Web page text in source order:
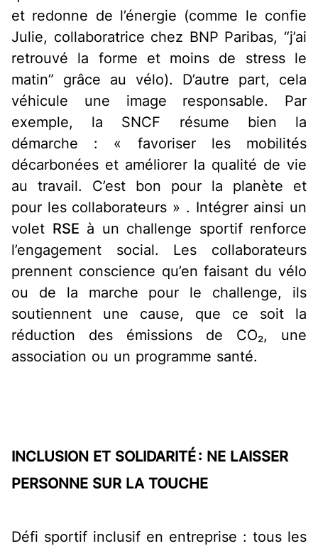
et redonne de l’énergie (comme le confie
Julie, collaboratrice chez BNP Paribas, “j’ai
retrouvé la forme et moins de stress le
matin” grâce au vélo). D’autre part, cela
véhicule une image responsable. Par
exemple, la SNCF résume bien la
démarche : « favoriser les mobilités
décarbonées et améliorer la qualité de vie
au travail. C’est bon pour la planète et
pour les collaborateurs » . Intégrer ainsi un
volet RSE à un challenge sportif renforce
l’engagement social. Les collaborateurs
prennent conscience qu’en faisant du vélo
ou de la marche pour le challenge, ils
soutiennent une cause, que ce soit la
réduction des émissions de CO₂, une
association ou un programme santé.
INCLUSION ET SOLIDARITÉ : NE LAISSER
PERSONNE SUR LA TOUCHE
Défi sportif inclusif en entreprise : tous les